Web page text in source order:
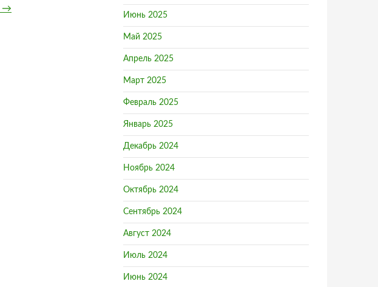
Повышение энергоэффективности при строительстве снизит плату за ЖКХ
→
Июнь 2025
Май 2025
Апрель 2025
Март 2025
Февраль 2025
Январь 2025
Декабрь 2024
Ноябрь 2024
Октябрь 2024
Сентябрь 2024
Август 2024
Июль 2024
Июнь 2024